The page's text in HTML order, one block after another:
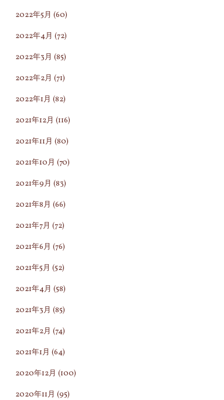
2022年5月 (60)
2022年4月 (72)
2022年3月 (85)
2022年2月 (71)
2022年1月 (82)
2021年12月 (116)
2021年11月 (80)
2021年10月 (70)
2021年9月 (83)
2021年8月 (66)
2021年7月 (72)
2021年6月 (76)
2021年5月 (52)
2021年4月 (58)
2021年3月 (85)
2021年2月 (74)
2021年1月 (64)
2020年12月 (100)
2020年11月 (95)